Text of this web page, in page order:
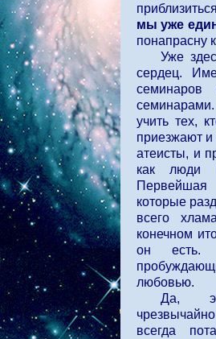
мы уже
понапрасну
Уже
сердец.
учить тех,
приезжают и
атеисты, и
как люди
Первейшая
которые
всего
конечном
он есть.
любовью.
Да,
всегда